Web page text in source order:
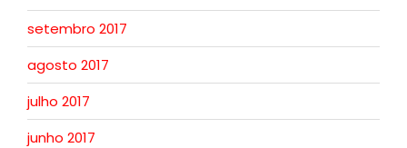
setembro 2017
agosto 2017
julho 2017
junho 2017